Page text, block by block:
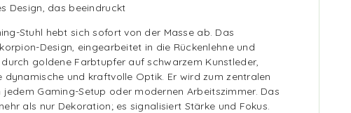
Design, das beeindruckt
Stuhl hebt sich sofort von der Masse ab. Das
Design, eingearbeitet in die Rückenlehne und
goldene Farbtupfer auf schwarzem Kunstleder,
dynamische und kraftvolle Optik. Er wird zum zentralen
jedem Gaming-Setup oder modernen Arbeitszimmer. Das
als nur Dekoration; es signalisiert Stärke und Fokus.